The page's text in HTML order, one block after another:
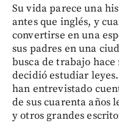
Su vida parece una
antes que inglés, y
convertirse en una
sus padres en una
busca de trabajo
decidió estudiar
han entrevistado
de sus cuarenta años
y otros grandes